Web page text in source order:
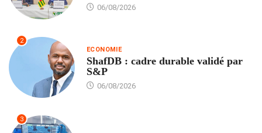
06/08/2026
2
ECONOMIE
ShafDB : cadre durable validé par
S&P
06/08/2026
3